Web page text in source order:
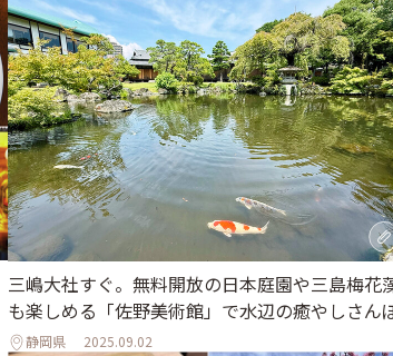
三嶋大社すぐ。無料開放の日本庭園や三島梅花
も楽しめる「佐野美術館」で水辺の癒やしさん
静岡県 2025.09.02